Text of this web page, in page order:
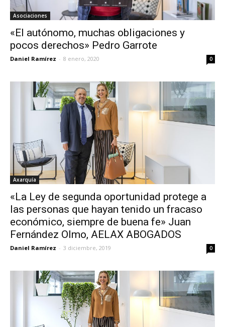
Asociaciones
«El autónomo, muchas obligaciones y
pocos derechos» Pedro Garrote
Daniel Ramírez - 8 enero, 2020 0
Axarquía
«La Ley de segunda oportunidad protege a
las personas que hayan tenido un fracaso
económico, siempre de buena fe» Juan
Fernández Olmo, AELAX ABOGADOS
Daniel Ramírez - 3 diciembre, 2019 0